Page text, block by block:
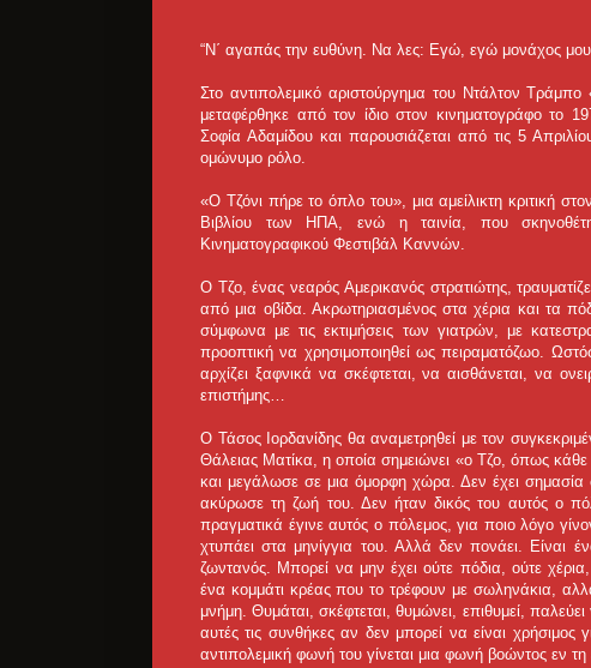
“Ν΄ αγαπάς την ευθύνη. Να λες: Εγώ, εγώ μονάχος
Στο αντιπολεμικό αριστούργημα του Ντάλτον
μεταφέρθηκε από τον ίδιο στον κινηματογράφο το
Σοφία Αδαμίδου και παρουσιάζεται από τις 5
ομώνυμο ρόλο.
«Ο Τζόνι πήρε το όπλο του», μια αμείλικτη κριτική
Βιβλίου των ΗΠΑ, ενώ η ταινία, που
Κινηματογραφικού Φεστιβάλ Καννών.
Ο Τζο, ένας νεαρός Αμερικανός στρατιώτης,
από μια οβίδα. Ακρωτηριασμένος στα χέρια και τα
σύμφωνα με τις εκτιμήσεις των γιατρών, με
προοπτική να χρησιμοποιηθεί ως πειραματόζωο.
αρχίζει ξαφνικά να σκέφτεται, να αισθάνεται, να
επιστήμης…
Ο Τάσος Ιορδανίδης θα αναμετρηθεί με τον
Θάλειας Ματίκα, η οποία σημειώνει «ο Τζο, όπως
και μεγάλωσε σε μια όμορφη χώρα. Δεν έχει
ακύρωσε τη ζωή του. Δεν ήταν δικός του αυτός ο
πραγματικά έγινε αυτός ο πόλεμος, για ποιο λόγο
χτυπάει στα μηνίγγια του. Αλλά δεν πονάει. Είναι
ζωντανός. Μπορεί να μην έχει ούτε πόδια, ούτε
ένα κομμάτι κρέας που το τρέφουν με σωληνάκια,
μνήμη. Θυμάται, σκέφτεται, θυμώνει, επιθυμεί,
αυτές τις συνθήκες αν δεν μπορεί να είναι
αντιπολεμική φωνή του γίνεται μια φωνή βοώντος εν